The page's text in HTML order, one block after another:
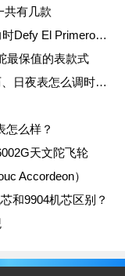
共有几款
秒针10秒一圈的腕表有哪些品牌？真力时Defy El Primero 21
最保值的表款式
万宝龙宝曦系列表推出万年历、全日历、日夜表怎么调时间？
怎么样？
天文陀飞轮
Accordeon）
和9904机芯区别？